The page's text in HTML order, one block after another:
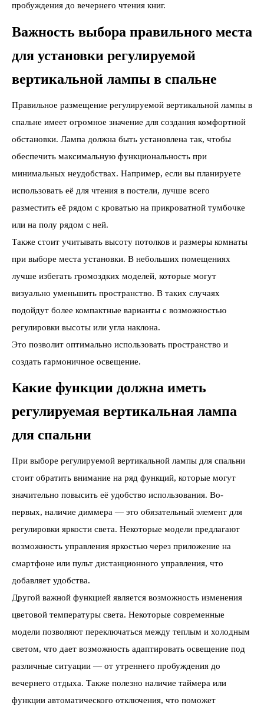
пробуждения до вечернего чтения книг.
Важность выбора правильного места
для установки регулируемой
вертикальной лампы в спальне
Правильное размещение регулируемой вертикальной лампы в
спальне имеет огромное значение для создания комфортной
обстановки. Лампа должна быть установлена так, чтобы
обеспечить максимальную функциональность при
минимальных неудобствах. Например, если вы планируете
использовать её для чтения в постели, лучше всего
разместить её рядом с кроватью на прикроватной тумбочке
или на полу рядом с ней.
Также стоит учитывать высоту потолков и размеры комнаты
при выборе места установки. В небольших помещениях
лучше избегать громоздких моделей, которые могут
визуально уменьшить пространство. В таких случаях
подойдут более компактные варианты с возможностью
регулировки высоты или угла наклона.
Это позволит оптимально использовать пространство и
создать гармоничное освещение.
Какие функции должна иметь
регулируемая вертикальная лампа
для спальни
При выборе регулируемой вертикальной лампы для спальни
стоит обратить внимание на ряд функций, которые могут
значительно повысить её удобство использования. Во-
первых, наличие диммера — это обязательный элемент для
регулировки яркости света. Некоторые модели предлагают
возможность управления яркостью через приложение на
смартфоне или пульт дистанционного управления, что
добавляет удобства.
Другой важной функцией является возможность изменения
цветовой температуры света. Некоторые современные
модели позволяют переключаться между теплым и холодным
светом, что дает возможность адаптировать освещение под
различные ситуации — от утреннего пробуждения до
вечернего отдыха. Также полезно наличие таймера или
функции автоматического отключения, что поможет